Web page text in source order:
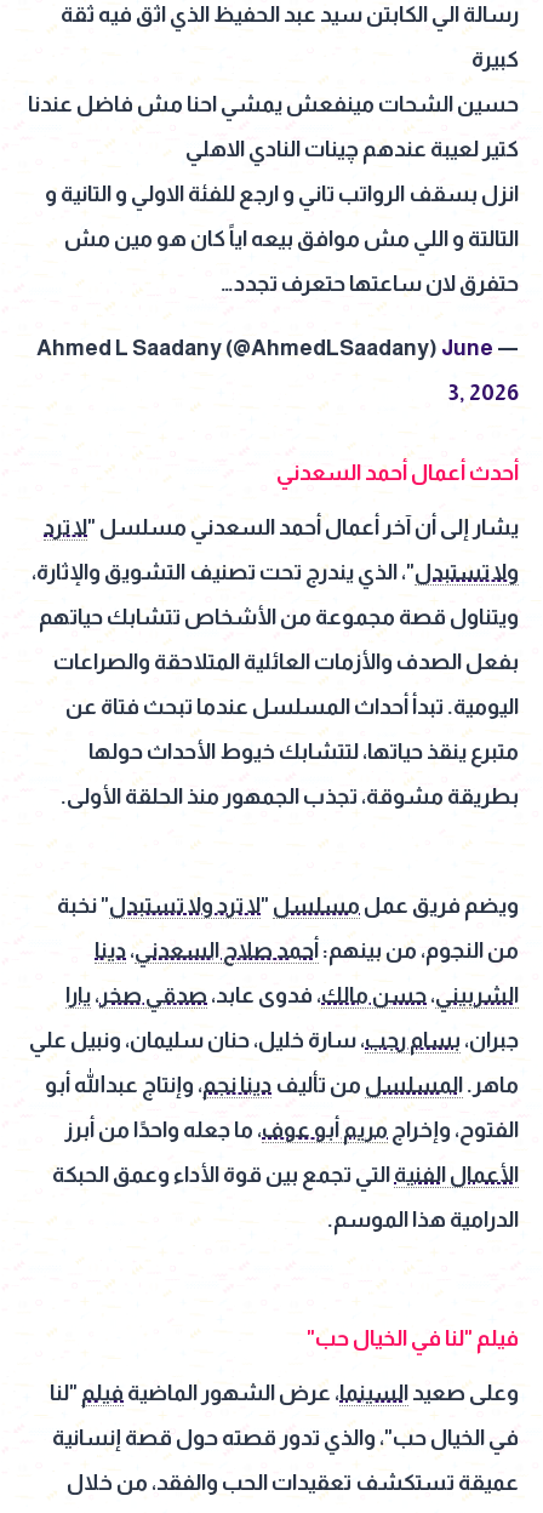
رسالة الي الكابتن سيد عبد الحفيظ الذي اثق فيه ثقة
كبيرة
حسين الشحات مينفعش يمشي احنا مش فاضل عندنا
كتير لعيبة عندهم چينات النادي الاهلي
انزل بسقف الرواتب تاني و ارجع للفئة الاولي و التانية و
التالتة و اللي مش موافق بيعه اياً كان هو مين مش
حتفرق لان ساعتها حتعرف تجدد…
— Ahmed L Saadany (@AhmedLSaadany)
June
3, 2026
أحدث أعمال أحمد السعدني
يشار إلى أن آخر أعمال أحمد السعدني مسلسل "لا ترد
ولا تستبدل"، الذي يندرج تحت تصنيف التشويق والإثارة،
ويتناول قصة مجموعة من الأشخاص تتشابك حياتهم
بفعل الصدف والأزمات العائلية المتلاحقة والصراعات
اليومية. تبدأ أحداث المسلسل عندما تبحث فتاة عن
متبرع ينقذ حياتها، لتتشابك خيوط الأحداث حولها
بطريقة مشوقة، تجذب الجمهور منذ الحلقة الأولى.
ويضم فريق عمل مسلسل "لا ترد ولا تستبدل" نخبة
من النجوم، من بينهم: أحمد صلاح السعدني، دينا
الشربيني، حسن مالك، فدوى عابد، صدقي صخر ، يارا
جبران، بسام رجب، سارة خليل، حنان سليمان، ونبيل علي
ماهر. المسلسل من تأليف دينا نجم، وإنتاج عبدالله أبو
الفتوح، وإخراج مريم أبو عوف، ما جعله واحدًا من أبرز
الأعمال الفنية التي تجمع بين قوة الأداء وعمق الحبكة
الدرامية هذا الموسم.
فيلم "لنا في الخيال حب"
وعلى صعيد السينما، عرض الشهور الماضية فيلم "لنا
في الخيال حب"، والذي تدور قصته حول قصة إنسانية
عميقة تستكشف تعقيدات الحب والفقد، من خلال